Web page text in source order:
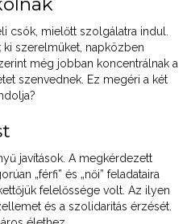
csók, mielőtt szolgálatra indul.
ki szerelmüket, napközben
még jobban koncentrálnak a
szenvednek. Ez megéri a két
javítások. A megkérdezett
„férfi” és „női” feladataira
felelőssége volt. Az ilyen
és a szolidaritás érzését.